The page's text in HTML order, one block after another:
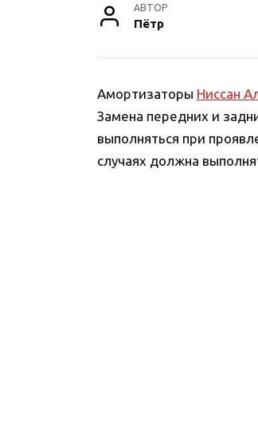
АВТОР
Пётр
Амортизаторы Ниссан
Замена передних и
выполняться при
случаях должна